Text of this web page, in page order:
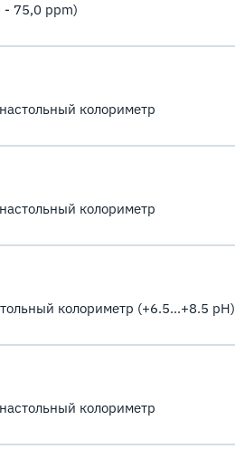
- 75,0 ppm)
колориметр
колориметр
колориметр (+6.5...+8.5 pH)
колориметр